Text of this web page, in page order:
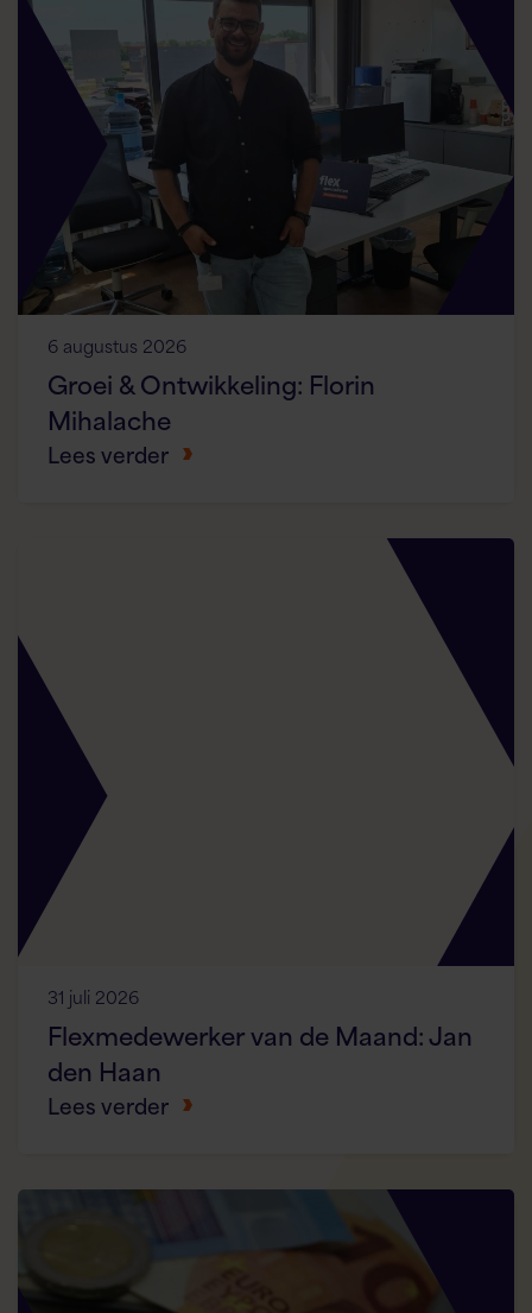
6 augustus 2026
Groei & Ontwikkeling: Florin
Mihalache
Lees verder
31 juli 2026
Flexmedewerker van de Maand: Jan
den Haan
Lees verder